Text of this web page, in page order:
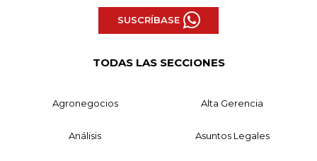
SUSCRÍBASE
TODAS LAS SECCIONES
Agronegocios Alta Gerencia
Análisis Asuntos Legales